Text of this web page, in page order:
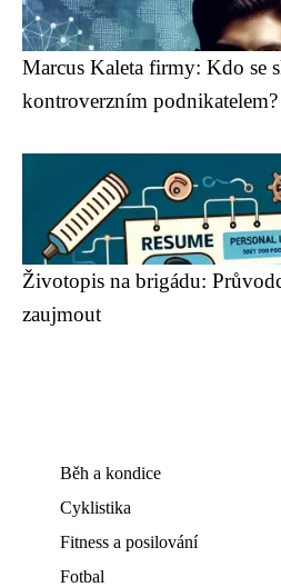
Marcus Kaleta firmy: Kdo se
kontroverzním podnikatelem?
Životopis na brigádu:
zaujmout
Běh a kondice
Cyklistika
Fitness a posilování
Fotbal